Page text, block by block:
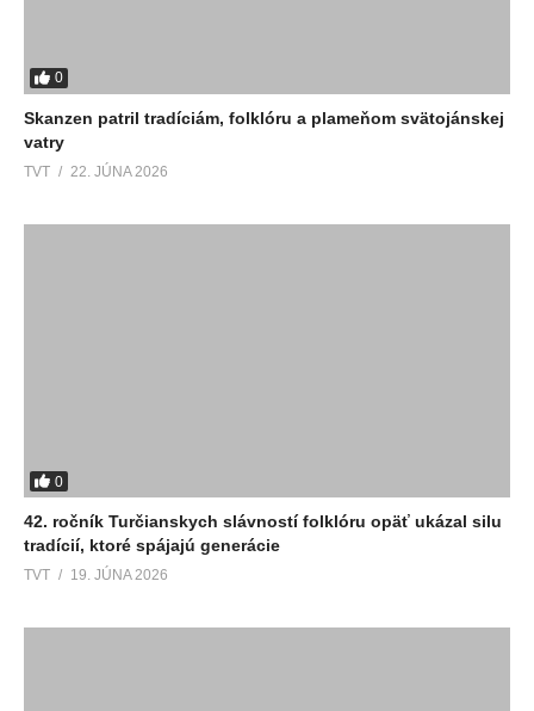
0
Skanzen patril tradíciám, folklóru a plameňom svätojánskej
vatry
TVT 22. JÚNA 2026
0
42. ročník Turčianskych slávností folklóru opäť ukázal silu
tradícií, ktoré spájajú generácie
TVT 19. JÚNA 2026